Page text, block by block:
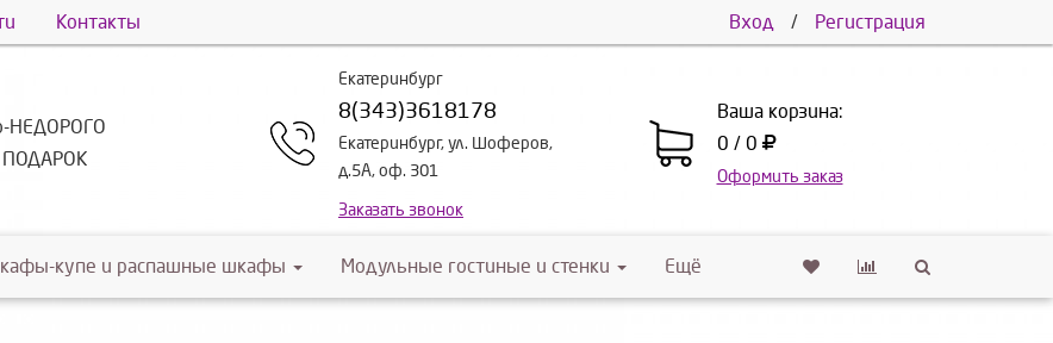
Контакты Вход / Регистрация
НЕДОРОГО
ПОДАРОК
Екатеринбург
8(343)3618178
Екатеринбург, ул. Шоферов,
д.5А, оф. 301
Заказать звонок
Ваша корзина:
0 / 0
Оформить заказ
купе и распашные шкафы Модульные гостиные и стенки Ещё